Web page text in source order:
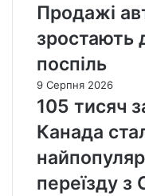
Продажі
зростають
поспіль
9 Серпня 2026
105 тисяч
Канада
переїзду